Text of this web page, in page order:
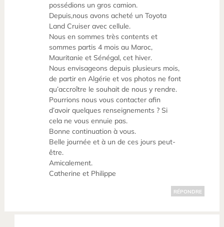
possédions un gros camion.
Depuis,nous avons acheté un Toyota
Land Cruiser avec cellule.
Nous en sommes très contents et
sommes partis 4 mois au Maroc,
Mauritanie et Sénégal, cet hiver.
Nous envisageons depuis plusieurs mois,
de partir en Algérie et vos photos ne font
qu’accroître le souhait de nous y rendre.
Pourrions nous vous contacter afin
d’avoir quelques renseignements ? Si
cela ne vous ennuie pas.
Bonne continuation à vous.
Belle journée et à un de ces jours peut-
être.
Amicalement.
Catherine et Philippe
RÉPONDRE